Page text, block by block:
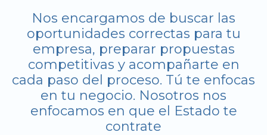
Nos encargamos de buscar las
oportunidades correctas para tu
empresa, preparar propuestas
competitivas y acompañarte en
cada paso del proceso. Tú te enfocas
en tu negocio. Nosotros nos
enfocamos en que el Estado te
contrate